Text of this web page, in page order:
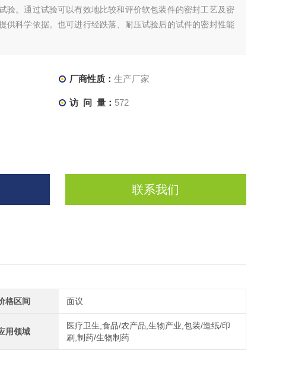
验。通过试验可以有效地比较和评价软包装件的密封工艺及密
供科学依据。也可进行经跌落、耐压试验后的试件的密封性能
厂商性质： 生产厂家
访 问 量： 572
联系我们
格区间 面议
用领域
医疗卫生,食品/农产品,生物产业,包装/造纸/印
刷,制药/生物制药